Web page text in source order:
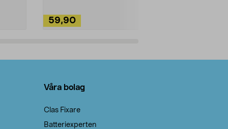
59,90
Våra bolag
Clas Fixare
Batteriexperten